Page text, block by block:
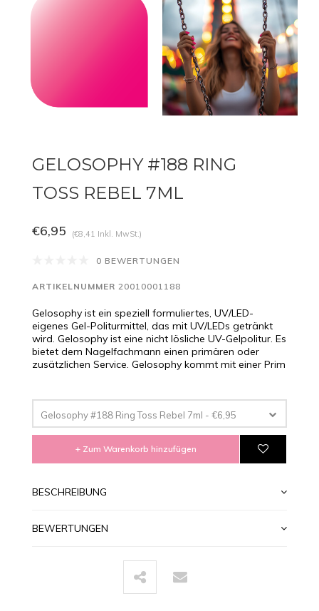
GELOSOPHY #188 RING
TOSS REBEL 7ML
€6,95 (€8,41 Inkl. MwSt.)
0 BEWERTUNGEN
ARTIKELNUMMER 20010001188
Gelosophy ist ein speziell formuliertes, UV/LED-
eigenes Gel-Politurmittel, das mit UV/LEDs getränkt
wird. Gelosophy ist eine nicht lösliche UV-Gelpolitur. Es
bietet dem Nagelfachmann einen primären oder
zusätzlichen Service. Gelosophy kommt mit einer Prim
Gelosophy #188 Ring Toss Rebel 7ml - €6,95
+ Zum Warenkorb hinzufügen
BESCHREIBUNG
BEWERTUNGEN